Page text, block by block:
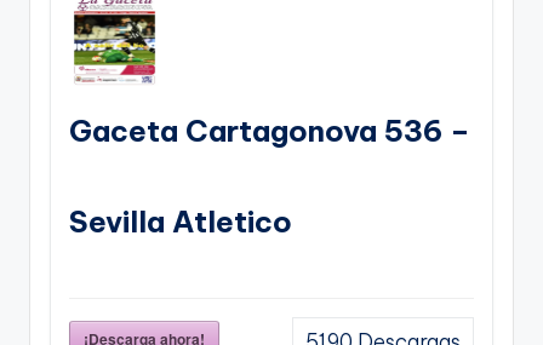
Gaceta Cartagonova 536 –
Sevilla Atletico
¡Descarga ahora!